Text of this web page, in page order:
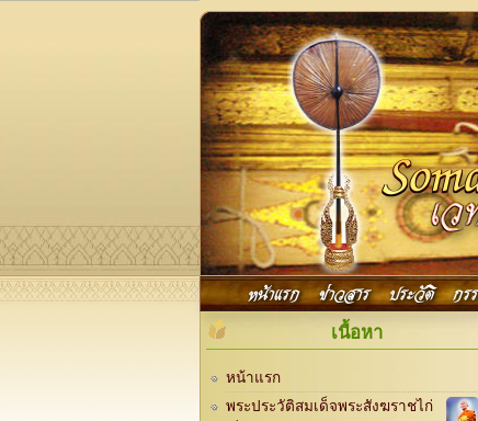
Main menu
หน้าแรก ข่าวสาร ประวัติ กร
เนื้อหา
หน้าแรก
พระประวัติสมเด็จพระสังฆราชไก่